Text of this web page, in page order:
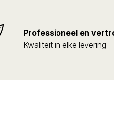
Professioneel en
Kwaliteit in elke levering